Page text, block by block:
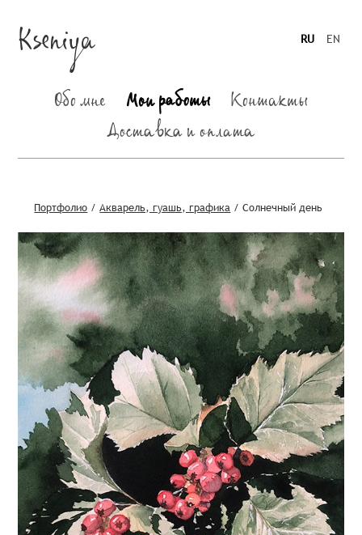
Kseniya RU EN
Обо мне Мои работы Контакты
Доставка и оплата
Портфолио /Акварель, гуашь, графика /Солнечный день